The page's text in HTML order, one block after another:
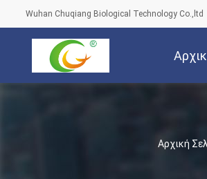
Wuhan Chuqiang Biological Technology Co.,ltd
Αρχική